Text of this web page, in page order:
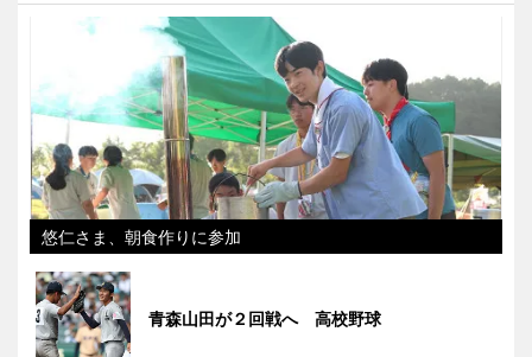
悠仁さま、朝食作りに参加
青森山田が２回戦へ 高校野球